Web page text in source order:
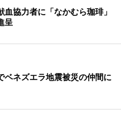
協力者に「なかむら珈琲」
呈
ベネズエラ地震被災の仲間に